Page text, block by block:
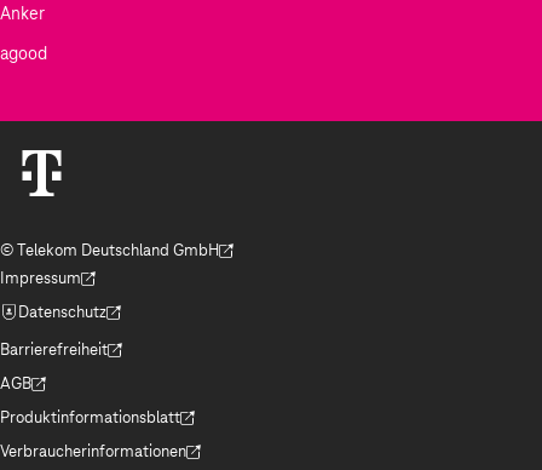
Anker
agood
© Telekom Deutschland GmbH
(Der Link wird in einem neuen Tab geöffnet)
Impressum
(Der Link wird in einem neuen Tab geöffnet)
Datenschutz
(Der Link wird in einem neuen Tab geöffnet)
Barrierefreiheit
(Der Link wird in einem neuen Tab geöffnet)
AGB
(Der Link wird in einem neuen Tab geöffnet)
Produktinformationsblatt
(Der Link wird in einem neuen Tab geöffnet)
Verbraucherinformationen
(Der Link wird in einem neuen Tab geöffnet)